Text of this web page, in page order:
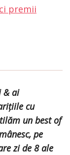
premii
& ai
cu
un best of
pe
zi de 8 ale